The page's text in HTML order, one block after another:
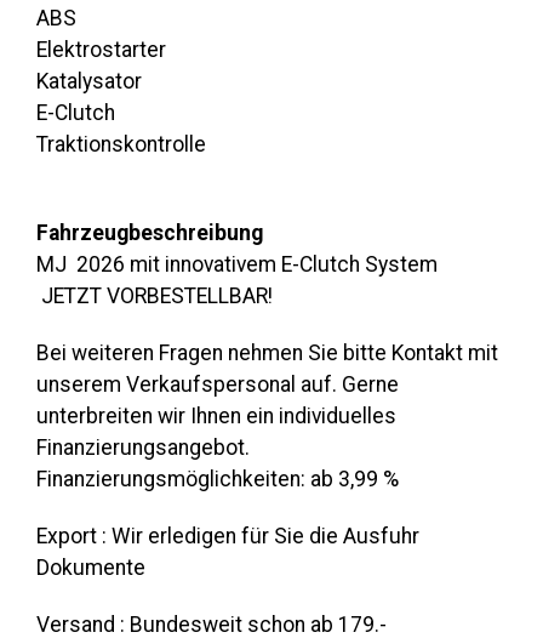
ABS
Elektrostarter
Katalysator
E-Clutch
Traktionskontrolle
Fahrzeugbeschreibung
MJ 2026 mit innovativem E-Clutch System
JETZT VORBESTELLBAR!
Bei weiteren Fragen nehmen Sie bitte Kontakt mit
unserem Verkaufspersonal auf. Gerne
unterbreiten wir Ihnen ein individuelles
Finanzierungsangebot.
Finanzierungsmöglichkeiten: ab 3,99 %
Export : Wir erledigen für Sie die Ausfuhr
Dokumente
Versand : Bundesweit schon ab 179.-